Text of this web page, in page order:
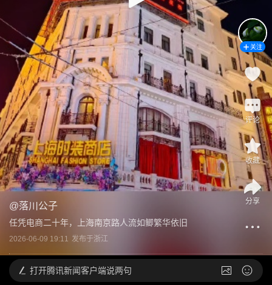
@落川公子
任凭电商二十年，上海南京路人流如鲫繁华依旧
2026-06-09 19:11 发布于浙江
关注
评论
收藏
分享
打开腾讯新闻客户端说两句